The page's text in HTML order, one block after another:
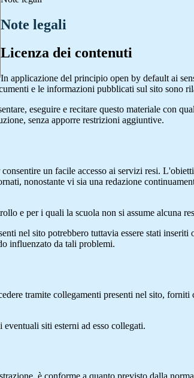
Note legali
Licenza dei contenuti
In applicazione del principio open by default ai
e le informazioni pubblicati sul sito sono
eseguire e recitare questo materiale con
senza apporre restrizioni aggiuntive.
un facile accesso ai servizi resi.
nonostante vi sia una redazione
e per i quali la scuola non si assume alcuna
nel sito potrebbero tuttavia essere stati inseriti
influenzato da tali problemi.
tramite collegamenti presenti nel sito,
siti esterni ad esso collegati.